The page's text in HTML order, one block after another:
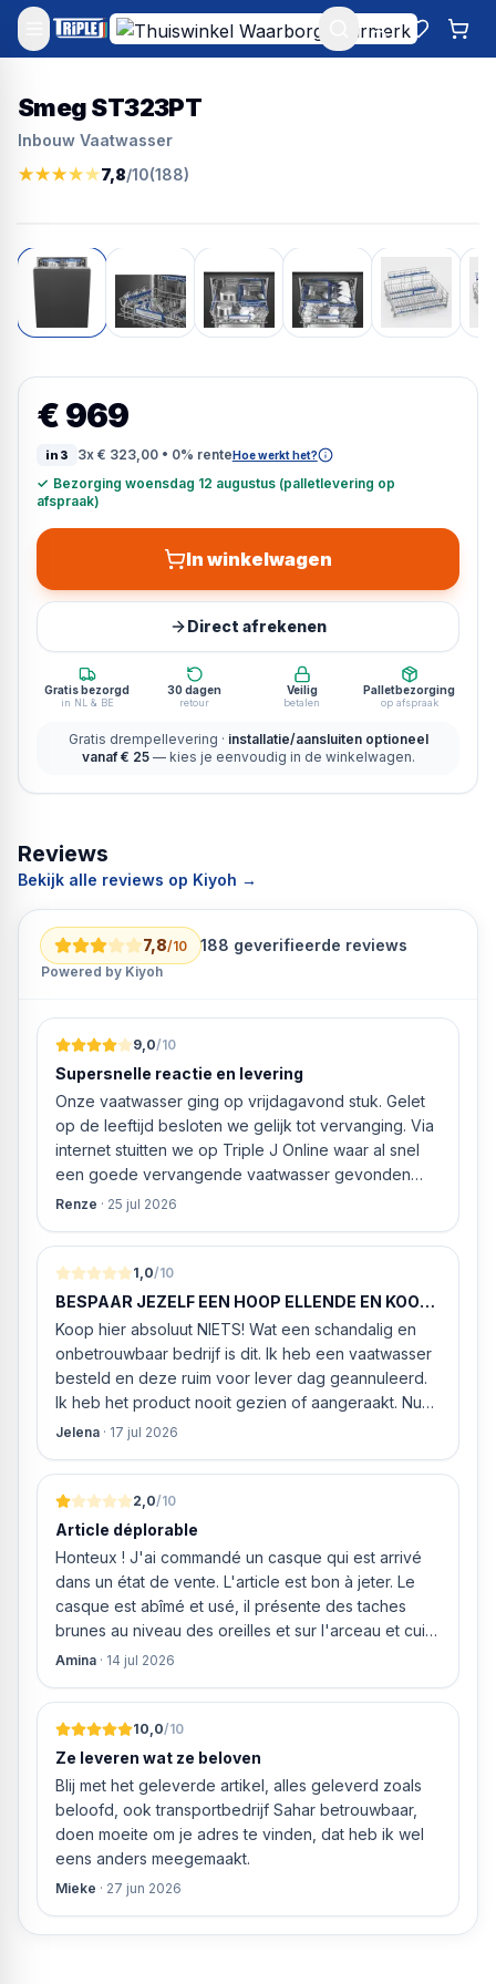
Mijn account
Smeg ST323PT
Inbouw Vaatwasser
★★★★★7,8/10(188)
€ 969
in3 3x € 323,00• 0% renteHoe werkt het?
✓ Bezorging woensdag 12 augustus (palletlevering op
afspraak)
In winkelwagen
Direct afrekenen
Gratis bezorgd
in NL & BE
30 dagen
retour
Veilig
betalen
Palletbezorging
op afspraak
Gratis drempellevering · installatie/aansluiten optioneel
vanaf € 25 — kies je eenvoudig in de winkelwagen.
Reviews
Bekijk alle reviews op Kiyoh →
7,8/10 188 geverifieerde reviews
Powered by Kiyoh
9,0/10
Supersnelle reactie en levering
Onze vaatwasser ging op vrijdagavond stuk. Gelet
op de leeftijd besloten we gelijk tot vervanging. Via
internet stuitten we op Triple J Online waar al snel
een goede vervangende vaatwasser gevonden
werd. ‘s Ochtends even gebeld met de
geïnstalleerd kan worden. Dit bleek het geval tegen
alleszins concurrente prijzen. De vriendelijke
medewerker gaf aan dat, als we gelijk via de
website gingen bestellen en betalen, hij z’n best
ging doen om ‘s middags nog te leveren. Het
bleken geen loze woorden: om 16.00 uur werd de
Neff vaatwasser geleverd en ver
Renze · 25 jul 2026
1,0/10
BESPAAR JEZELF EEN HOOP ELLENDE EN KOOP
HIER NIETS!
Koop hier absoluut NIETS! Wat een schandalig en
onbetrouwbaar bedrijf is dit. Ik heb een vaatwasser
besteld en deze ruim voor lever dag geannuleerd.
Ik heb het product nooit gezien of aangeraakt. Nu
weigeren ze gewoon om mijn geld volledig terug te
van MIJN geld inhouden!
Jelena · 17 jul 2026
2,0/10
Article déplorable
Honteux ! J'ai commandé un casque qui est arrivé
dans un état de vente. L'article est bon à jeter. Le
casque est abîmé et usé, il présente des taches
brunes au niveau des oreilles et sur l'arceau et cuir
qui est craquelé ! Les coussins sont eux « dégonflés
Amina · 14 jul 2026
10,0/10
Ze leveren wat ze beloven
Blij met het geleverde artikel, alles geleverd zoals
beloofd, ook transportbedrijf Sahar betrouwbaar,
doen moeite om je adres te vinden, dat heb ik wel
eens anders meegemaakt.
Mieke · 27 jun 2026